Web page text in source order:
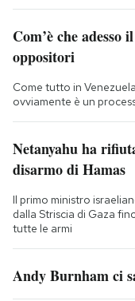
Com’è che
oppositori
Come tutto in
ovviamente è un
Netanyahu ha
disarmo di Hamas
Il primo ministro
dalla Striscia di Gaza
tutte le armi
Andy Burnham ci